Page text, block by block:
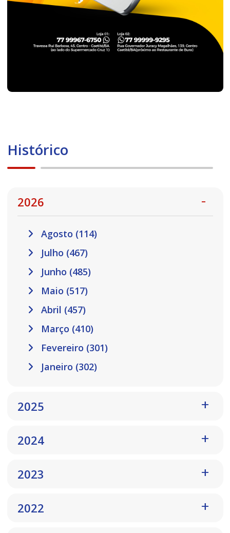
Histórico
2026
Agosto (114)
Julho (467)
Junho (485)
Maio (517)
Abril (457)
Março (410)
Fevereiro (301)
Janeiro (302)
2025
2024
2023
2022